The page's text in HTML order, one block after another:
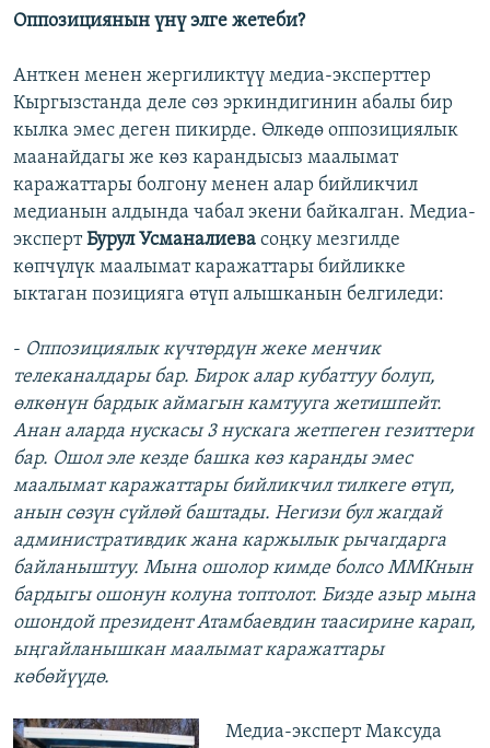
Оппозициянын үнү элге жетеби?
Анткен менен жергиликтүү медиа-эксперттер
Кыргызстанда деле сөз эркиндигинин абалы бир
кылка эмес деген пикирде. Өлкөдө оппозициялык
маанайдагы же көз карандысыз маалымат
каражаттары болгону менен алар бийликчил
медианын алдында чабал экени байкалган. Медиа-
экспертБурул Усманалиева соңку мезгилде
көпчүлүк маалымат каражаттары бийликке
ыктаган позицияга өтүп алышканын белгиледи:
- Оппозициялык күчтөрдүн жеке менчик
телеканалдары бар. Бирок алар кубаттуу болуп,
өлкөнүн бардык аймагын камтууга жетишпейт.
Анан аларда нускасы 3 нускага жетпеген гезиттери
бар. Ошол эле кезде башка көз каранды эмес
маалымат каражаттары бийликчил тилкеге өтүп,
анын сөзүн сүйлөй баштады. Негизи бул жагдай
административдик жана каржылык рычагдарга
байланыштуу. Мына ошолор кимде болсо ММКнын
бардыгы ошонун колуна топтолот. Бизде азыр мына
ошондой президент Атамбаевдин таасирине карап,
ыңгайланышкан маалымат каражаттары
көбөйүүдө.
Медиа-эксперт Максуда